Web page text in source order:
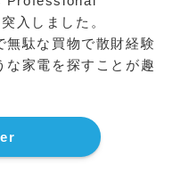
入しました。
無駄な買物で散財経験
な家電を探すことが趣